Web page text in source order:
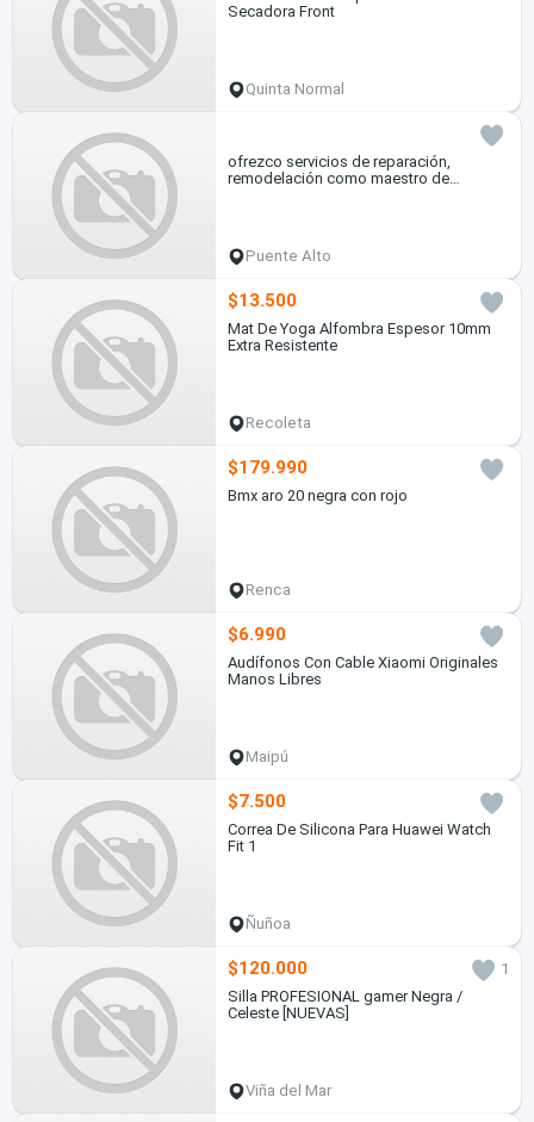
Secadora Front
Quinta Normal
ofrezco servicios de reparación,
remodelación como maestro de
Puente Alto
$13.500
Mat De Yoga Alfombra Espesor 10mm
Extra Resistente
Recoleta
$179.990
Bmx aro 20 negra con rojo
Renca
$6.990
Audífonos Con Cable Xiaomi Originales
Manos Libres
Maipú
$7.500
Correa De Silicona Para Huawei Watch
Fit 1
Ñuñoa
$120.000
1
Silla PROFESIONAL gamer Negra /
Celeste [NUEVAS]
Viña del Mar